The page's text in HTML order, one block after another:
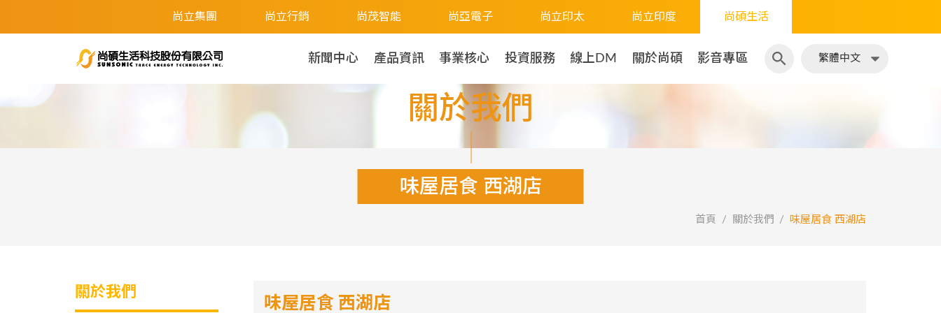
尚立集團 尚立行銷 尚茂智能 尚亞電子 尚立印太 尚立印度 尚碩生活
新聞中心 產品資訊 事業核心 投資服務 線上DM 關於尚碩 影音專區 繁體中文
關於我們
味屋居食 西湖店
首頁 關於我們 味屋居食 西湖店
關於我們
味屋居食 西湖店